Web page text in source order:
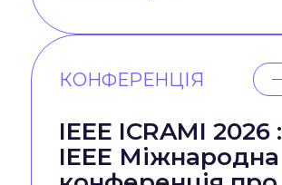
КОНФЕРЕНЦІЯ
IEEE ICRAMI 2026 :
IEEE Міжнародна